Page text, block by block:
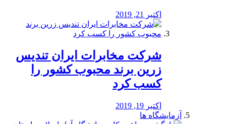
اکتبر 21, 2019
شرکت مخابرات ایران تندیس
زرین برند محبوب کشور را
کسب کرد
اکتبر 19, 2019
آزمایشگاه ها